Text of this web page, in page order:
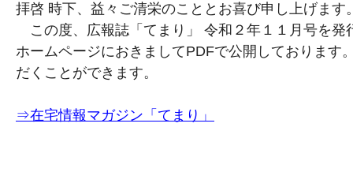
拝啓 時下、益々ご清栄のこととお喜び申し上げます
この度、広報誌「てまり」 令和２年１１月号を発
ホームページにおきましてPDFで公開しております
だくことができます。
⇒在宅情報マガジン「てまり」